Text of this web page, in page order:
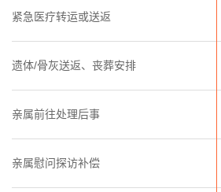
紧急医疗转运或送返
遗体/骨灰送返、丧葬安排
亲属前往处理后事
亲属慰问探访补偿